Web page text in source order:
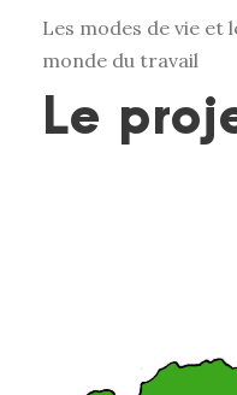
Les modes de vie et
monde du travail
Le